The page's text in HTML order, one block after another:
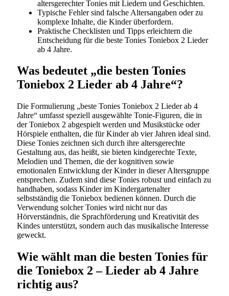
altersgerechter Tonies mit Liedern und Geschichten.
Typische Fehler sind falsche Altersangaben oder zu
komplexe Inhalte, die Kinder überfordern.
Praktische Checklisten und Tipps erleichtern die
Entscheidung für die beste Tonies Toniebox 2 Lieder
ab 4 Jahre.
Was bedeutet „die besten Tonies
Toniebox 2 Lieder ab 4 Jahre“?
Die Formulierung „beste Tonies Toniebox 2 Lieder ab 4
Jahre“ umfasst speziell ausgewählte Tonie-Figuren, die in
der Toniebox 2 abgespielt werden und Musikstücke oder
Hörspiele enthalten, die für Kinder ab vier Jahren ideal sind.
Diese Tonies zeichnen sich durch ihre altersgerechte
Gestaltung aus, das heißt, sie bieten kindgerechte Texte,
Melodien und Themen, die der kognitiven sowie
emotionalen Entwicklung der Kinder in dieser Altersgruppe
entsprechen. Zudem sind diese Tonies robust und einfach zu
handhaben, sodass Kinder im Kindergartenalter
selbstständig die Toniebox bedienen können. Durch die
Verwendung solcher Tonies wird nicht nur das
Hörverständnis, die Sprachförderung und Kreativität des
Kindes unterstützt, sondern auch das musikalische Interesse
geweckt.
Wie wählt man die besten Tonies für
die Toniebox 2 – Lieder ab 4 Jahre
richtig aus?